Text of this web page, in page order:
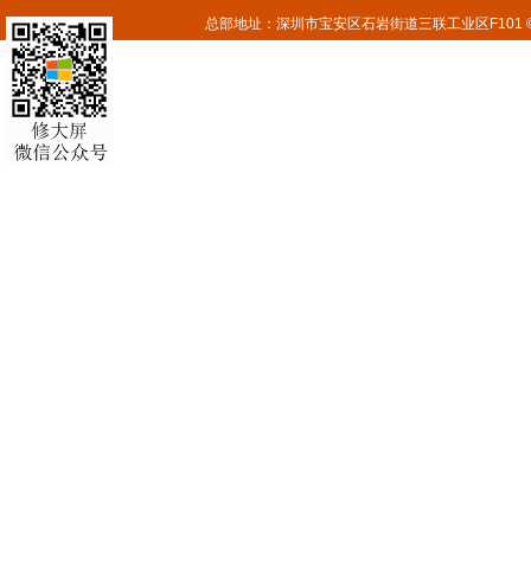
总部地址：深圳市宝安区石岩街道三联工业区